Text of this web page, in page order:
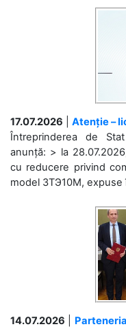
17.07.2026
Atenție –
Întreprinderea de
anunță: > la
cu reducere privind
model 3ТЭ10М, expuse
14.07.2026